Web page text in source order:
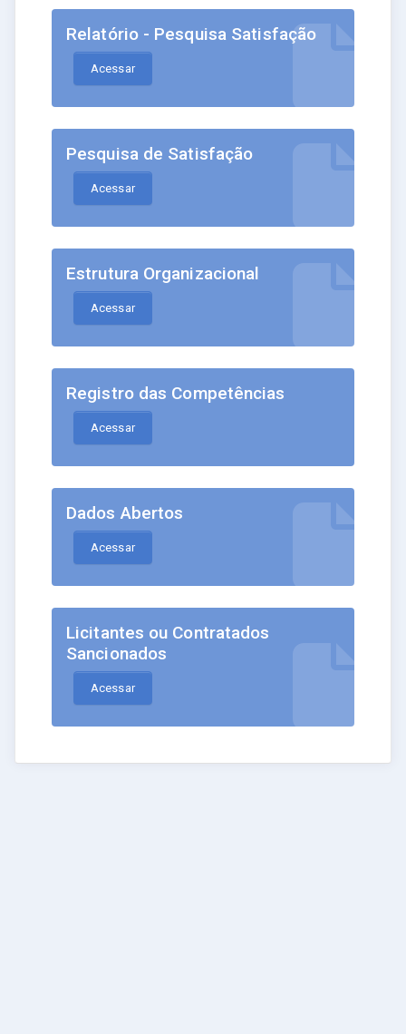
Relatório - Pesquisa Satisfação
Acessar
Pesquisa de Satisfação
Acessar
Estrutura Organizacional
Acessar
Registro das Competências
Acessar
Dados Abertos
Acessar
Licitantes ou Contratados
Sancionados
Acessar